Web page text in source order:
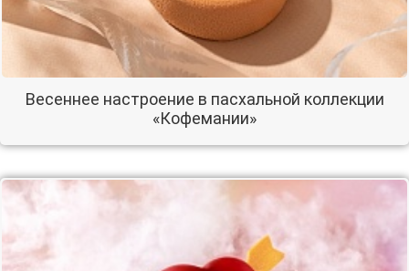
Весеннее настроение в пасхальной коллекции
«Кофемании»